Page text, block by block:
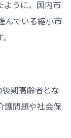
ように、国内市
んでいる縮小市
期高齢者とな
護問題や社会保